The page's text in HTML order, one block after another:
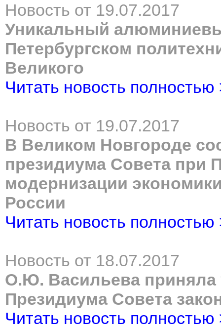
Новость от 19.07.2017
Уникальный
Петербургском
Великого
Читать новость полностью
Новость от 19.07.2017
В Великом Новгороде
президиума Совета при
модернизации
России
Читать новость полностью
Новость от 18.07.2017
О.Ю. Васильева приняла
Президиума Совета
Читать новость полностью